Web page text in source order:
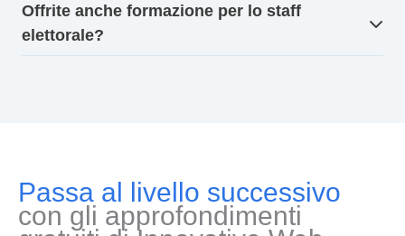
Offrite anche formazione per lo staff
elettorale?
Passa al livello successivo
con gli approfondimenti